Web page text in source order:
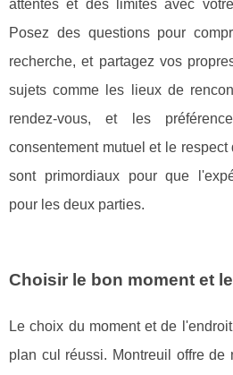
attentes et des limites avec
Posez des questions pour
recherche, et partagez vos
sujets comme les lieux de
rendez-vous, et les
consentement mutuel et le
sont primordiaux pour que
pour les deux parties.
Choisir le bon moment et
Le choix du moment et de
plan cul réussi. Montreuil offre de